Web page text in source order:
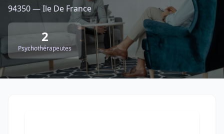
94350 — Ile De France
2
Psychothérapeutes